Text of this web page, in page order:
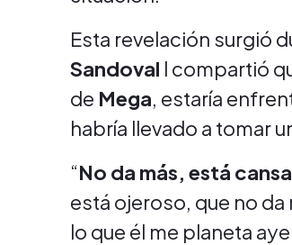
Esta revelación surgió
Sandoval l compartió
de Mega, estaría
habría llevado a tomar
“No da más, está
está ojeroso, que no da
lo que él me planeta